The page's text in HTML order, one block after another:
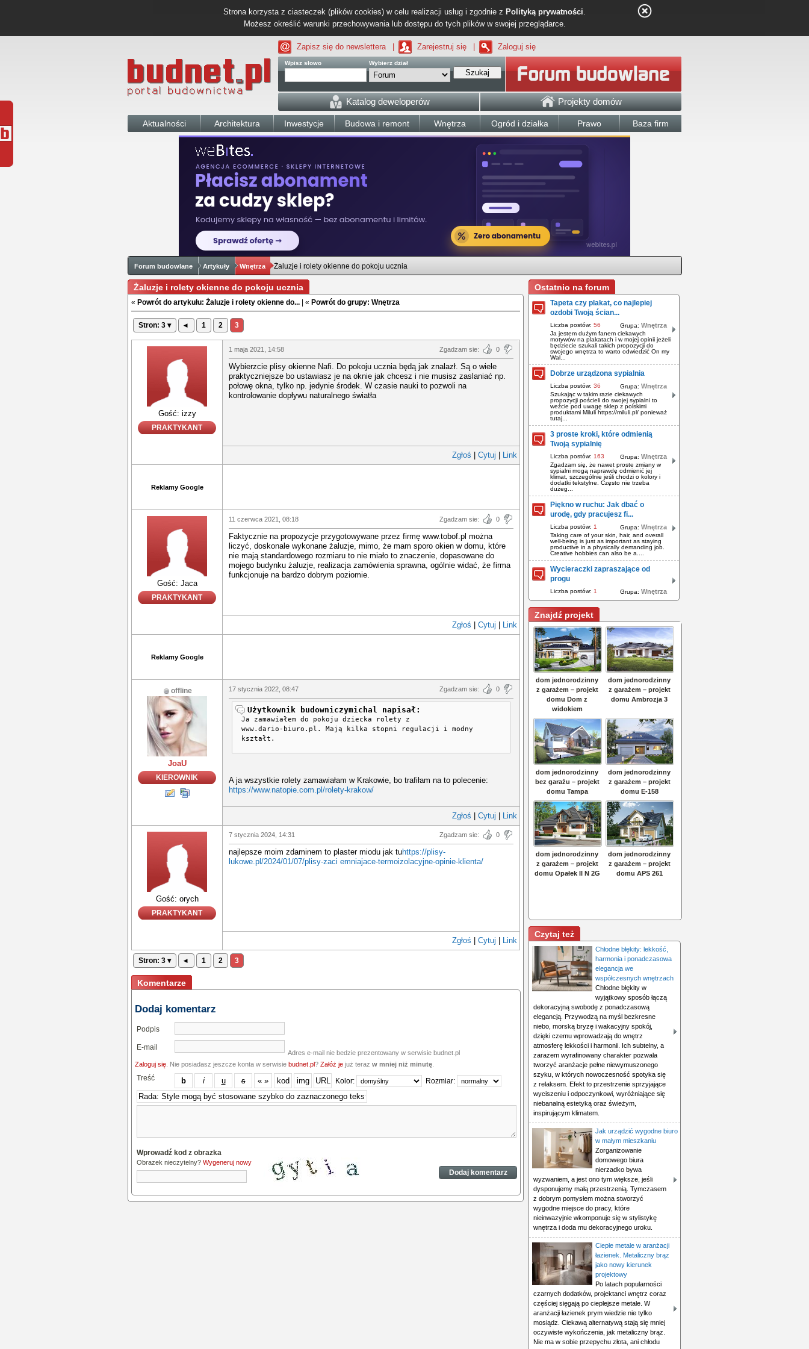
Strona korzysta z ciasteczek (plików cookies) w celu realizacji usług i zgodnie z Polityką prywatności.
Możesz określić warunki przechowywania lub dostępu do tych plików w swojej przeglądarce.
Zapisz się do newslettera Zarejestruj się Zaloguj się
Wpisz słowo Wybierz dział
Szukaj
Katalog deweloperów Projekty domów
Aktualności Architektura Inwestycje Budowa i remont Wnętrza Ogród i działka Prawo Baza firm
Forum budowlane Artykuły Wnętrza Żaluzje i rolety okienne do pokoju ucznia
Żaluzje i rolety okienne do pokoju ucznia
« Powrót do artykułu: Żaluzje i rolety okienne do... | « Powrót do grupy: Wnętrza
Stron: 3 ▾ ◂ 1 2 3
Gość: izzy
PRAKTYKANT
1 maja 2021, 14:58 Zgadzam sie: 0
Wybierzcie plisy okienne Nafi. Do pokoju ucznia będą jak znalazł. Są o wiele
praktyczniejsze bo ustawiasz je na oknie jak chcesz i nie musisz zaslaniać np.
połowę okna, tylko np. jedynie środek. W czasie nauki to pozwoli na
kontrolowanie dopływu naturalnego światła
Zgłoś Cytuj Link
Reklamy Google
Gość: Jaca
PRAKTYKANT
11 czerwca 2021, 08:18 Zgadzam sie: 0
Faktycznie na propozycje przygotowywane przez firmę www.tobof.pl można
liczyć, doskonale wykonane żaluzje, mimo, że mam sporo okien w domu, które
nie mają standardowego rozmiaru to nie miało to znaczenie, dopasowane do
mojego budynku żaluzje, realizacja zamówienia sprawna, ogólnie widać, że firma
funkcjonuje na bardzo dobrym poziomie.
Zgłoś Cytuj Link
Reklamy Google
offline
JoaU
KIEROWNIK
17 stycznia 2022, 08:47 Zgadzam sie: 0
Użytkownik budowniczymichal napisał:
Ja zamawiałem do pokoju dziecka rolety z
www.dario-biuro.pl. Mają kilka stopni regulacji i modny
kształt.
A ja wszystkie rolety zamawiałam w Krakowie, bo trafiłam na to polecenie:
https://www.natopie.com.pl/rolety-krakow/
Zgłoś Cytuj Link
Gość: orych
PRAKTYKANT
7 stycznia 2024, 14:31 Zgadzam sie: 0
najlepsze moim zdaminem to plaster miodu jak tuhttps://plisy-
lukowe.pl/2024/01/07/plisy-zaci emniajace-termoizolacyjne-opinie-klienta/
Zgłoś Cytuj Link
Stron: 3 ▾ ◂ 1 2 3
Komentarze
Dodaj komentarz
Podpis
E-mail
Adres e-mail nie bedzie prezentowany w serwisie budnet.pl
Zaloguj się . Nie posiadasz jeszcze konta w serwisie budnet.pl? Załóż je już teraz w mniej niż minutę
Treść Kolor: Rozmiar:
Wprowadź kod z obrazka
Obrazek nieczytelny? Wygeneruj nowy
Ostatnio na forum
Tapeta czy plakat, co najlepiej
ozdobi Twoją ścian...
Liczba postów: 56 Grupa: Wnętrza
Ja jestem dużym fanem ciekawych
motywów na plakatach i w mojej opinii jeżeli
będziecie szukali takich propozycji do
swojego wnętrza to warto odwiedzić On my
Wal...
Dobrze urządzona sypialnia
Liczba postów: 36 Grupa: Wnętrza
Szukając w takim razie ciekawych
propozycji pościeli do swojej sypialni to
weźcie pod uwagę sklep z polskimi
produktami Miluli https://miluli.pl/ ponieważ
tutaj...
3 proste kroki, które odmienią
Twoją sypialnię
Liczba postów: 163 Grupa: Wnętrza
Zgadzam się, że nawet proste zmiany w
sypialni mogą naprawdę odmienić jej
klimat, szczególnie jeśli chodzi o kolory i
dodatki tekstylne. Często nie trzeba
dużeg...
Piękno w ruchu: Jak dbać o
urodę, gdy pracujesz fi...
Liczba postów: 1 Grupa: Wnętrza
Taking care of your skin, hair, and overall
well-being is just as important as staying
productive in a physically demanding job.
Creative hobbies can also be a....
Wycieraczki zapraszające od
progu
Liczba postów: 1 Grupa: Wnętrza
Znajdź projekt
Czytaj też
Chłodne błękity: lekkość,
harmonia i ponadczasowa
elegancja we
współczesnych wnętrzach
Chłodne błękity w
wyjątkowy sposób łączą
dekoracyjną swobodę z ponadczasową
elegancją. Przywodzą na myśl bezkresne
niebo, morską bryzę i wakacyjny spokój,
dzięki czemu wprowadzają do wnętrz
atmosferę lekkości i harmonii. Ich subtelny, a
zarazem wyrafinowany charakter pozwala
tworzyć aranżacje pełne niewymuszonego
szyku, w których nowoczesność spotyka się
z relaksem. Efekt to przestrzenie sprzyjające
wyciszeniu i odpoczynkowi, wyróżniające się
niebanalną estetyką oraz świeżym,
inspirującym klimatem.
Jak urządzić wygodne biuro
w małym mieszkaniu
Zorganizowanie
domowego biura
nierzadko bywa
wyzwaniem, a jest ono tym większe, jeśli
dysponujemy małą przestrzenią. Tymczasem
z dobrym pomysłem można stworzyć
wygodne miejsce do pracy, które
nieinwazyjnie wkomponuje się w stylistykę
wnętrza i doda mu dekoracyjnego uroku.
Ciepłe metale w aranżacji
łazienek. Metaliczny brąz
jako nowy kierunek
projektowy
Po latach popularności
czarnych dodatków, projektanci wnętrz coraz
częściej sięgają po cieplejsze metale. W
aranżacji łazienek prym wiedzie nie tylko
mosiądz. Ciekawą alternatywą stają się mniej
oczywiste wykończenia, jak metaliczny brąz.
Nie ma w sobie przepychu złota, ani chłodu